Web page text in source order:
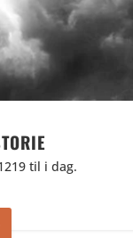
til i dag.